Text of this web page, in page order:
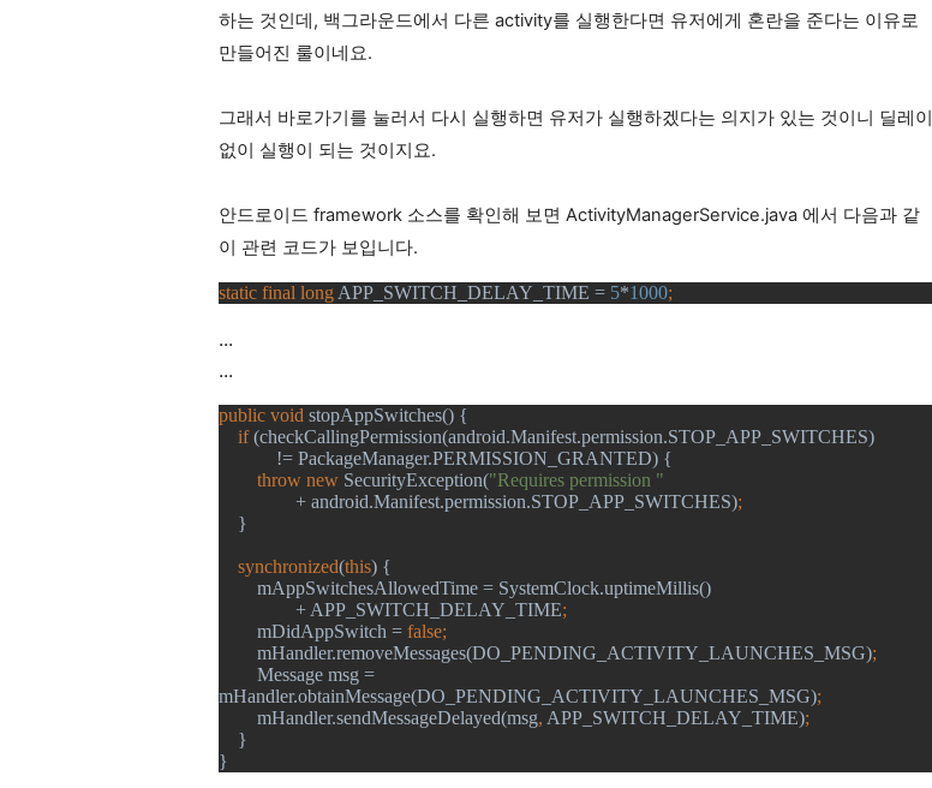
하는 것인데, 백그라운드에서 다른 activity를 실행한다면 유저에게 혼란을 준다는 이유로
만들어진 룰이네요.
그래서 바로가기를 눌러서 다시 실행하면 유저가 실행하겠다는 의지가 있는 것이니 딜레이
없이 실행이 되는 것이지요.
안드로이드 framework 소스를 확인해 보면 ActivityManagerService.java 에서 다음과 같
이 관련 코드가 보입니다.
static final long APP_SWITCH_DELAY_TIME = 5*1000;
...
...
public void stopAppSwitches() {
if (checkCallingPermission(android.Manifest.permission.STOP_APP_SWITCHES)
            != PackageManager.PERMISSION_GRANTED) {
throw new SecurityException("Requires permission "
+ android.Manifest.permission.STOP_APP_SWITCHES);
}
synchronized(this) {
        mAppSwitchesAllowedTime = SystemClock.uptimeMillis()
                + APP_SWITCH_DELAY_TIME
;
mDidAppSwitch = false;
mHandler.removeMessages(DO_PENDING_ACTIVITY_LAUNCHES_MSG);
Message msg =
mHandler.obtainMessage(DO_PENDING_ACTIVITY_LAUNCHES_MSG);
mHandler.sendMessageDelayed(msg, APP_SWITCH_DELAY_TIME);
}
}